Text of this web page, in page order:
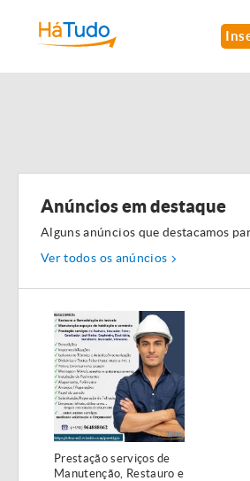
Anúncios em destaque
Alguns anúncios que destacamos
Ver todos os anúncios
Prestação serviços de
Manutenção, Restauro e